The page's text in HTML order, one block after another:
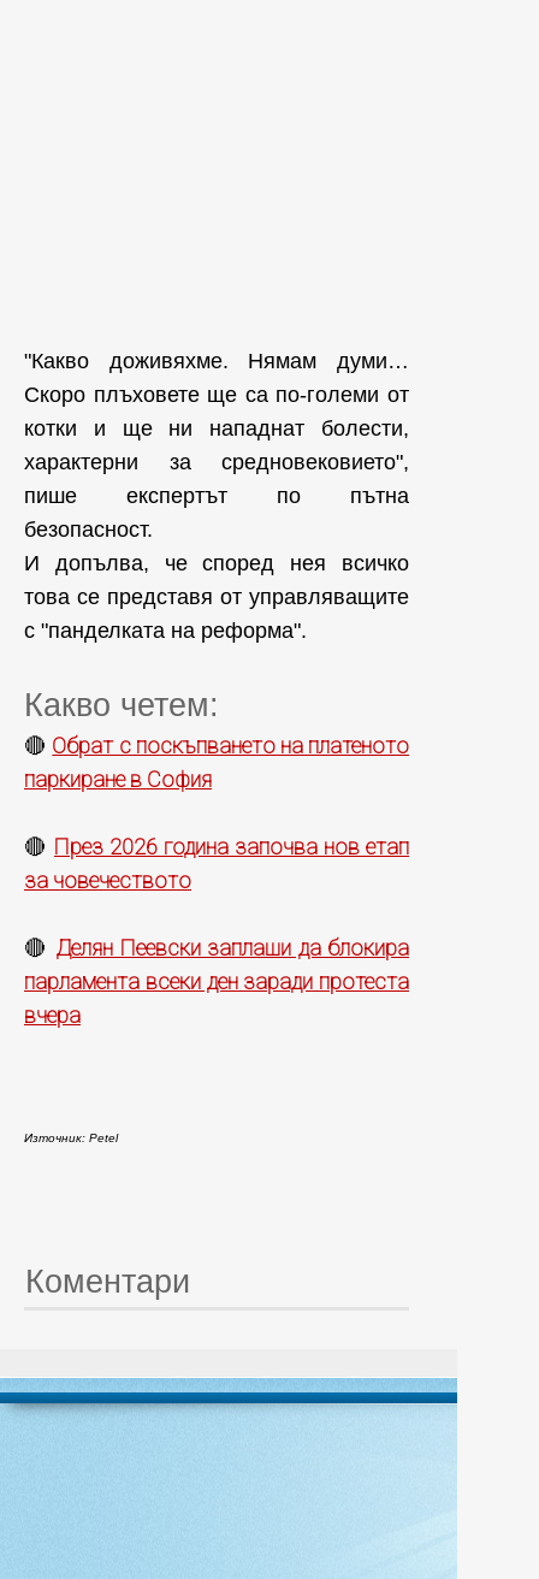
"Какво доживяхме. Нямам думи…
Скоро плъховете ще са по-големи от
котки и ще ни нападнат болести,
характерни за средновековието",
пише експертът по пътна
безопасност.
И допълва, че според нея всичко
това се представя от управляващите
с "панделката на реформа".
Какво четем:
🔴 Обрат с поскъпването на платеното
паркиране в София
🔴 През 2026 година започва нов етап
за човечеството
🔴 Делян Пеевски заплаши да блокира
парламента всеки ден заради протеста
вчера
Източник: Petel
Коментари